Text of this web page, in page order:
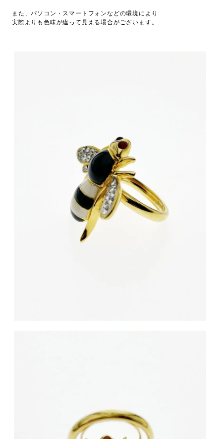
また、パソコン・スマートフォンなどの環境により
実際よりも色味が違って見える場合がございます。